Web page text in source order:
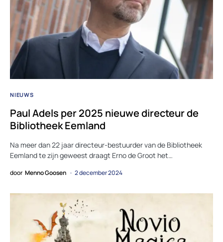
NIEUWS
Paul Adels per 2025 nieuwe directeur de
Bibliotheek Eemland
Na meer dan 22 jaar directeur-bestuurder van de Bibliotheek
Eemland te zijn geweest draagt Erno de Groot het…
door Menno Goosen 2 december 2024